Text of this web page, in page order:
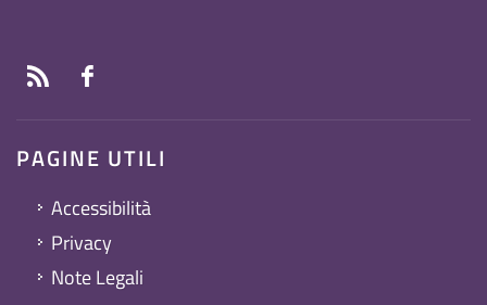
PAGINE UTILI
Accessibilità
Privacy
Note Legali